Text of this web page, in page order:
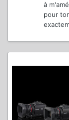
à
pour